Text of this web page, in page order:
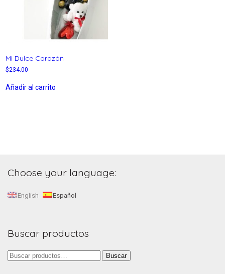
Mi Dulce Corazón
$234.00
Añadir al carrito
Choose your language:
English Español
Buscar productos
Buscar
Buscar